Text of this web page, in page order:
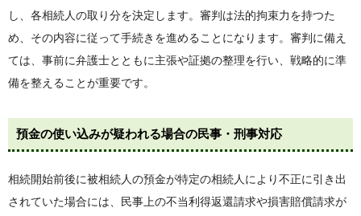
し、各相続人の取り分を決定します。審判は法的拘束力を持つた
め、その内容に従って手続きを進めることになります。審判に備え
ては、事前に弁護士とともに主張や証拠の整理を行い、戦略的に準
備を整えることが重要です。
預金の使い込みが疑われる場合の民事・刑事対応
相続開始前後に被相続人の預金が特定の相続人により不正に引き出
されていた場合には、民事上の不当利得返還請求や損害賠償請求が